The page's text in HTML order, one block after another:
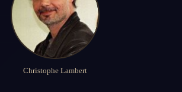
Christophe Lambert